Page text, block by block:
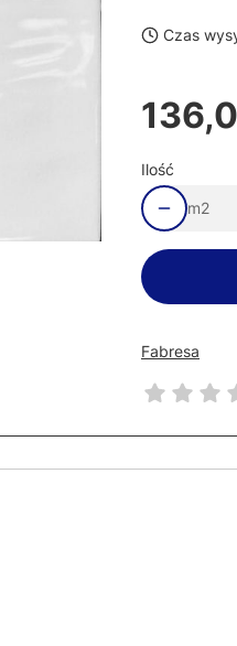
Czas
Cena
Ilość
m2
Fabresa